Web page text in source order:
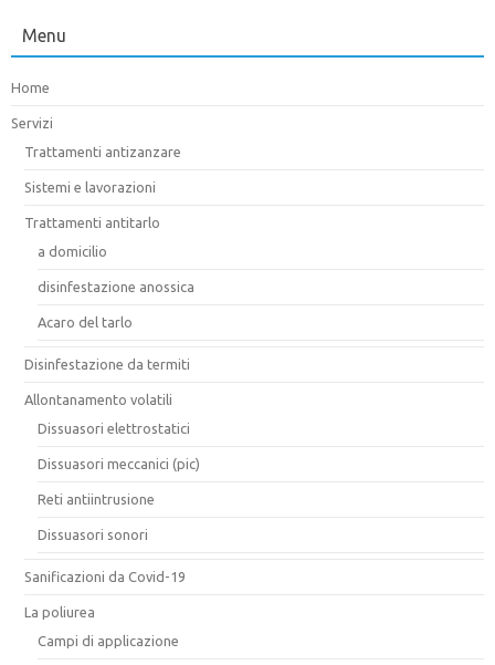
Menu
Home
Servizi
Trattamenti antizanzare
Sistemi e lavorazioni
Trattamenti antitarlo
a domicilio
disinfestazione anossica
Acaro del tarlo
Disinfestazione da termiti
Allontanamento volatili
Dissuasori elettrostatici
Dissuasori meccanici (pic)
Reti antiintrusione
Dissuasori sonori
Sanificazioni da Covid-19
La poliurea
Campi di applicazione